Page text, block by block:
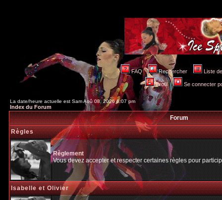
FAQ Rechercher Liste
Profil Se connecter
La date/heure actuelle est Sam Aoû 08, 2026 6:07 pm
Index du Forum
Forum
Règles
Règlement
Vous devez accepter et respecter certaines règles pour
Isabelle et Olivier